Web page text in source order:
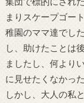
まりスケープゴー
稚園のママ達でし
し、助けたことは
ましたし、何より
に見せたくなかった
しかし、大人の私